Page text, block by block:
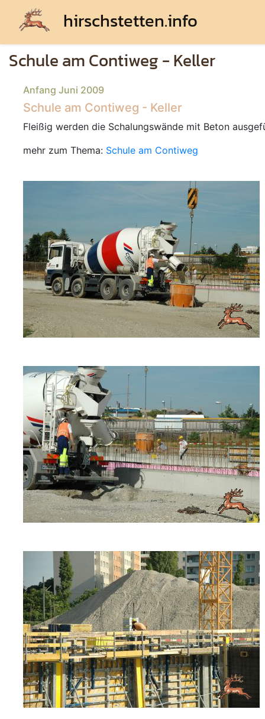
hirschstetten.info
Schule am Contiweg - Keller
Anfang Juni 2009
Schule am Contiweg - Keller
Fleißig werden die Schalungswände mit Beton
mehr zum Thema: Schule am Contiweg